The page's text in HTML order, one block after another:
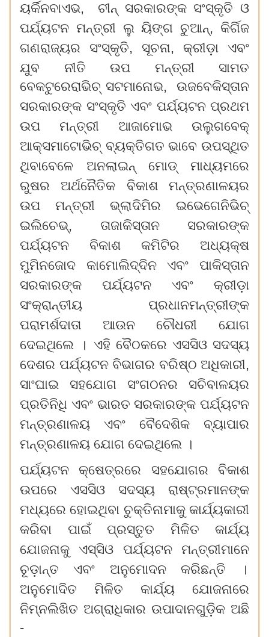
ୟର୍କିନବାଏଭ, ଚୀନ୍ ସରକାରଙ୍କ ସଂସ୍କୃତି ଓ
ପର୍ଯ୍ୟଟନ ମନ୍ତ୍ରୀ ଲୁ ୟିଙ୍ଗ ଚୁଆନ୍‌, କିର୍ଗିଜ
ଗଣରାଜ୍ୟର
ସଂସ୍କୃତି, ସୂଚନା, କ୍ରୀଡ଼ା ଏବଂ
ଯୁବ
ନୀତି ଉପ ମନ୍ତ୍ରୀ
ସାମତ
ବେକଟୁରେରାଭିଚ୍‍ ସଟମାନୋଭ, ଉଜବେକିସ୍ତାନ
ସରକାରଙ୍କ ସଂସ୍କୃତି ଏବଂ ପର୍ଯ୍ୟଟନ ପ୍ରଥମ
ଉପ
ମନ୍ତ୍ରୀ ଆଜାମୋଭ
ଉଲୁଗବେକ୍
ଆକ୍ସମାଟୋଭିଚ୍ ବ୍ୟକ୍ତିଗତ ଭାବେ ଉପସ୍ଥିତ
ଥିବାବେଳେ
ଅନଲାଇନ୍ ମୋଡ୍
ମାଧ୍ୟମରେ
ରୁଷର
ଅର୍ଥନୈତିକ ବିକାଶ
ମନ୍ତ୍ରଣାଳୟର
ଉପ
ମନ୍ତ୍ରୀ ଭ୍ଲାଦିମିର
ଇଭେଗେନିଭିଚ୍
ଇଲିଚେଭ୍‌, ତାଜାକିସ୍ତାନ
ସରକାରଙ୍କ
ପର୍ଯ୍ୟଟନ
ବିକାଶ କମିଟିର
ଅଧ୍ୟକ୍ଷ
ମୁମିନଜୋଦ
କାମୋଲିଦ୍ଦିନ ଏବଂ
ପାକିସ୍ତାନ
ସରକାରଙ୍କ
ପର୍ଯ୍ୟଟନ ଏବଂ
କ୍ରୀଡ଼ା
ସଂକ୍ରାନ୍ତୀୟ
ପ୍ରଧାନମନ୍ତ୍ରୀଙ୍କ
ପରାମର୍ଶଦାତା
ଆଉନ ଚୌଧରୀ
ଯୋଗ
ଦେଇଥିଲେ
। ଏହି ବୈଠକରେ ଏସସିଓ ସଦସ୍ୟ
ଦେଶର ପର୍ଯ୍ୟଟନ ବିଭାଗର ବରିଷ୍ଠ ଅଧିକାରୀ,
ସାଂଘାଇ
ସହଯୋଗ ସଂଗଠନର
ସଚିବାଳୟର
ପ୍ରତିନିଧି ଏବଂ ଭାରତ ସରକାରଙ୍କ ପର୍ଯ୍ୟଟନ
ମନ୍ତ୍ରଣାଳୟ
ଏବଂ ବୈଦେଶିକ
ବ୍ୟାପାର
ମନ୍ତ୍ରଣାଳୟ ଯୋଗ ଦେଇଥିଲେ ।
ପର୍ଯ୍ୟଟନ
କ୍ଷେତ୍ରରେ ସହଯୋଗର
ବିକାଶ
ଉପରେ
ଏସସିଓ ସଦସ୍ୟ
ରାଷ୍ଟ୍ରମାନଙ୍କ
ମଧ୍ୟରେ ହୋଇଥିବା ଚୁକ୍ତିନାମାକୁ କାର୍ଯ୍ୟକାରୀ
କରିବା
ପାଇଁ ପ୍ରସ୍ତୁତ ମିଳିତ
କାର୍ଯ୍ୟ
ଯୋଜନାକୁ
ଏସ୍‍ସିଓ ପର୍ଯ୍ୟଟନ
ମନ୍ତ୍ରୀମାନେ
ଚୂଡ଼ାନ୍ତ
ଏବଂ ଅନୁମୋଦନ କରିଛନ୍ତି
।
ଅନୁମୋଦିତ
ମିଳିତ କାର୍ଯ୍ୟ
ଯୋଜନାରେ
ନିମ୍ନଲିଖିତ ଅଗ୍ରାଧିକାର ଉପାଦାନଗୁଡ଼ିକ ଅଛି
-